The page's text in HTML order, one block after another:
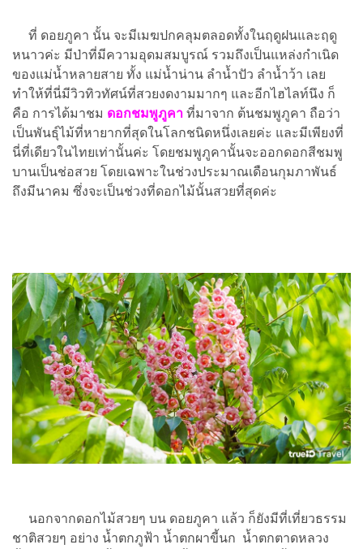
ที่ ดอยภูคา นั้น จะมีเมฆปกคลุมตลอดทั้งในฤดูฝนและฤดู
หนาวค่ะ มีป่าที่มีความอุดมสมบูรณ์ รวมถึงเป็นแหล่งกำเนิด
ของแม่น้ำหลายสาย ทั้ง แม่น้ำน่าน ลำน้ำปัว ลำน้ำว้า เลย
ทำให้ที่นี่มีวิวทิวทัศน์ที่สวยงดงามมากๆ และอีกไฮไลท์นึง ก็
คือ การได้มาชม ดอกชมพูภูคา ที่มาจาก ต้นชมพูภูคา ถือว่า
เป็นพันธุ์ไม้ที่หายากที่สุดในโลกชนิดหนึ่งเลยค่ะ และมีเพียงที่
นี่ที่เดียวในไทยเท่านั้นค่ะ โดยชมพูภูคานั้นจะออกดอกสีชมพู
บานเป็นช่อสวย โดยเฉพาะในช่วงประมาณเดือนกุมภาพันธ์
ถึงมีนาคม ซึ่งจะเป็นช่วงที่ดอกไม้นั้นสวยที่สุดค่ะ
นอกจากดอกไม้สวยๆ บน ดอยภูคา แล้ว ก็ยังมีที่เที่ยวธรรม
ชาติสวยๆ อย่าง น้ำตกภูฟ้า น้ำตกผาขี้นก น้ำตกตาดหลวง